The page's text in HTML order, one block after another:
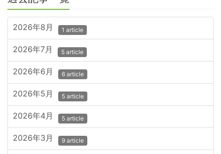
2026年8月 1 article
2026年7月 5 article
2026年6月 6 article
2026年5月 5 article
2026年4月 5 article
2026年3月 9 article